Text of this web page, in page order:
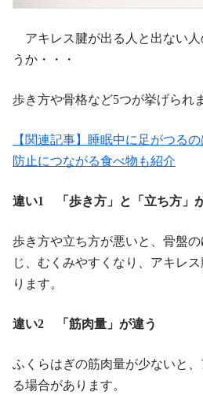
アキレス腱が出る人と出ない人
うか・・・
歩き方や骨格など5つが挙げられ
【関連記事】睡眠中に足がつる
防止につながる食べ物も紹介
違い1 「歩き方」と「立ち方」
歩き方や立ち方が悪いと、骨盤
じ、むくみやすくなり、アキレ
ります。
違い2 「筋肉量」が違う
ふくらはぎの筋肉量が少ないと
る場合があります。